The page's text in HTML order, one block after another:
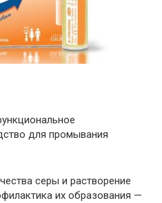
для промывания
серы и растворение
их образования —